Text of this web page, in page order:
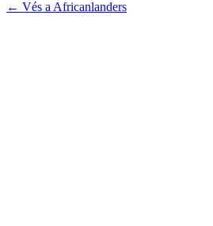
← Vés a Africanlanders